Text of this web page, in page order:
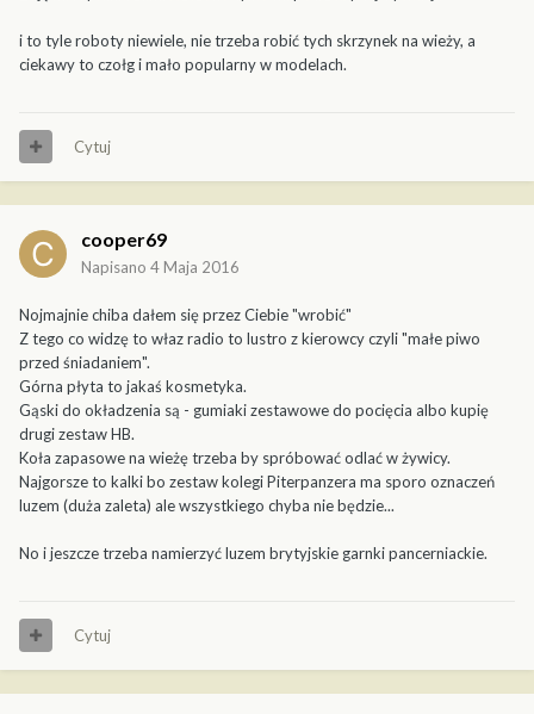
i to tyle roboty niewiele, nie trzeba robić tych skrzynek na wieży, a
ciekawy to czołg i mało popularny w modelach.
Cytuj
cooper69
Napisano 4 Maja 2016
Nojmajnie chiba dałem się przez Ciebie "wrobić"
Z tego co widzę to właz radio to lustro z kierowcy czyli "małe piwo
przed śniadaniem".
Górna płyta to jakaś kosmetyka.
Gąski do okładzenia są - gumiaki zestawowe do pocięcia albo kupię
drugi zestaw HB.
Koła zapasowe na wieżę trzeba by spróbować odlać w żywicy.
Najgorsze to kalki bo zestaw kolegi Piterpanzera ma sporo oznaczeń
luzem (duża zaleta) ale wszystkiego chyba nie będzie...
No i jeszcze trzeba namierzyć luzem brytyjskie garnki pancerniackie.
Cytuj